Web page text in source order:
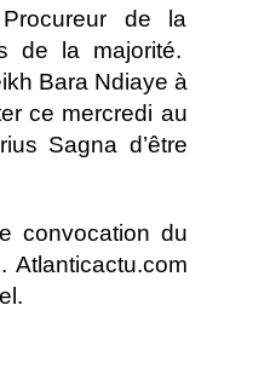
de la
de la majorité.
Bara Ndiaye à
ce mercredi au
Sagna d’être
convocation du
Atlanticactu.com